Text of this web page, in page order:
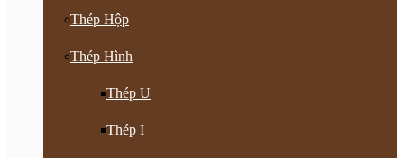
Thép Hộp
Thép Hình
Thép U
Thép I